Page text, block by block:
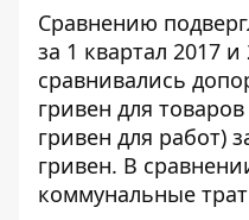
Сравнению
за 1 квартал 2017
сравнивались
гривен для
гривен для работ)
гривен. В
коммунальные